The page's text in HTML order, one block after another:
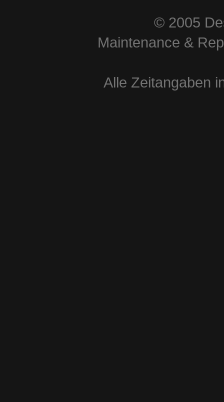
© 2005
Maintenance &
Alle Zeitangaben